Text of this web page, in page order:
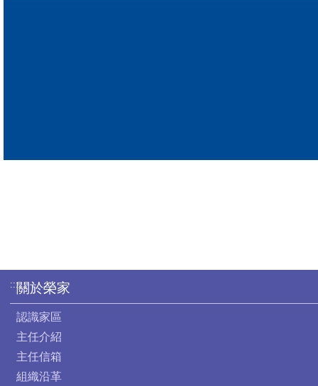
:::關於榮家
認識家區
主任介紹
主任信箱
組織沿革